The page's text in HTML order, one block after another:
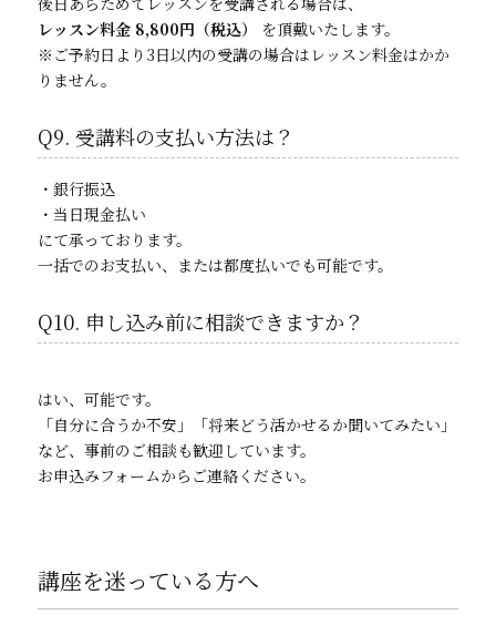
レッスン料金 8,800円（税込）
を頂戴いたします。
※ご予約日より3日以内の受講の場合はレッスン料金はかか
りません。
Q9. 受講料の支払い方法は？
・銀行振込
・当日現金払い
にて承っております。
一括でのお支払い、または都度払いでも可能です。
Q10. 申し込み前に相談できますか？
はい、可能です。
「自分に合うか不安」「将来どう活かせるか聞いてみたい」
など、事前のご相談も歓迎しています。
お申込みフォームからご連絡ください。
講座を迷っている方へ